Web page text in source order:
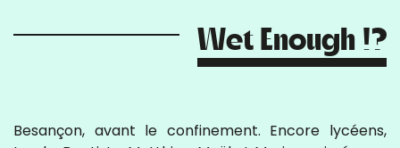
Wet Enough !?
Besançon, avant le confinement. Encore lycéens,